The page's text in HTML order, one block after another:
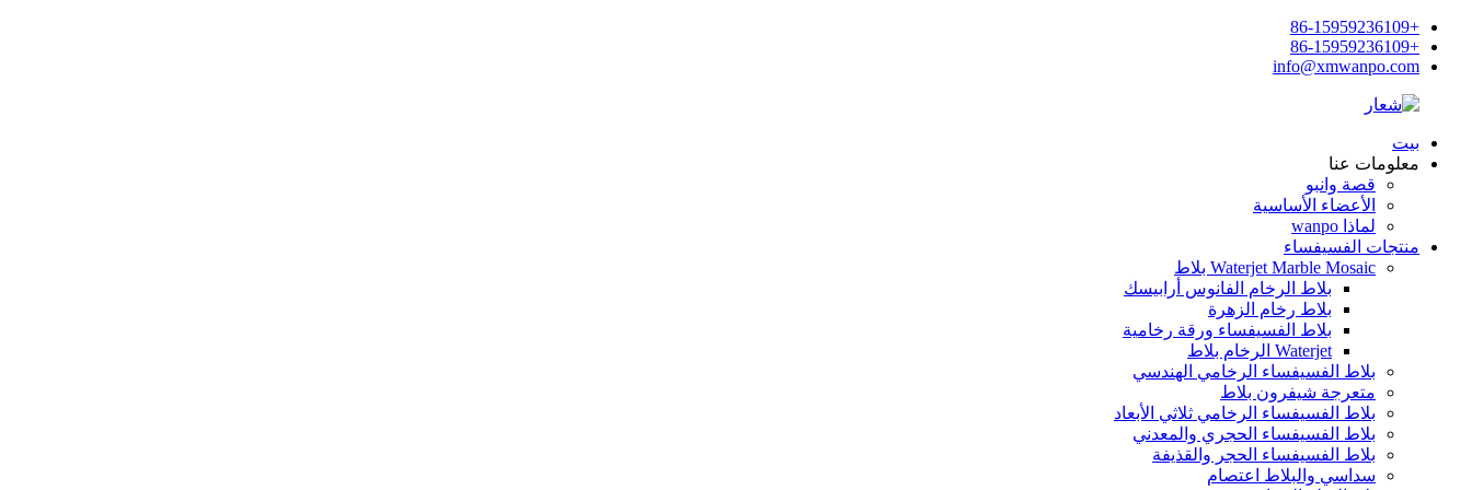
+86-15959236109
+86-15959236109
info@xmwanpo.com
بيت
معلومات عنا
قصة وانبو
الأعضاء الأساسية
لماذا wanpo
منتجات الفسيفساء
Waterjet Marble Mosaic بلاط
بلاط الرخام الفانوس أرابيسك
بلاط رخام الزهرة
بلاط الفسيفساء ورقة رخامية
Waterjet الرخام بلاط
بلاط الفسيفساء الرخامي الهندسي
متعرجة شيفرون بلاط
بلاط الفسيفساء الرخامي ثلاثي الأبعاد
بلاط الفسيفساء الحجري والمعدني
بلاط الفسيفساء الحجر والقذيفة
سداسي والبلاط اعتصام